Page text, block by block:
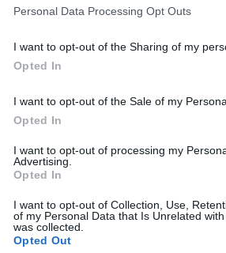
Personal Data Processing Opt Outs
I want to opt-out of the Sharing of my
Opted In
I want to opt-out of the Sale of my
Opted In
I want to opt-out of processing my
Advertising.
Opted In
I want to opt-out of Collection, Use,
of my Personal Data that Is Unrelated
was collected.
Opted Out